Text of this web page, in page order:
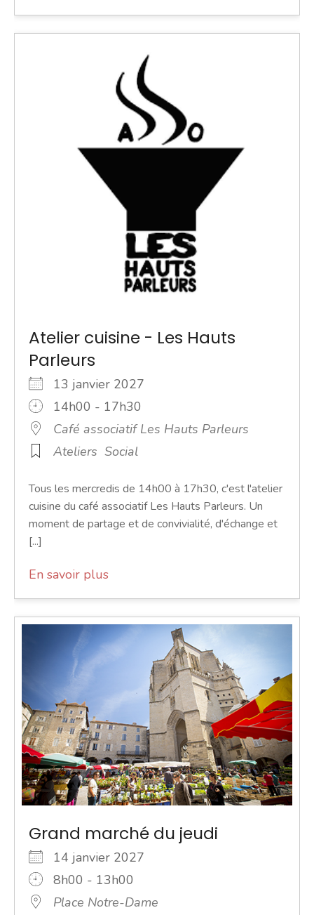
Atelier cuisine - Les Hauts
Parleurs
13 janvier 2027
14h00 - 17h30
Café associatif Les Hauts Parleurs
Ateliers Social
Tous les mercredis de 14h00 à 17h30, c'est l'atelier
cuisine du café associatif Les Hauts Parleurs. Un
moment de partage et de convivialité, d'échange et
[...]
En savoir plus
Grand marché du jeudi
14 janvier 2027
8h00 - 13h00
Place Notre-Dame